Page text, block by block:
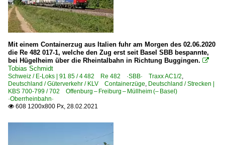
Mit einem Containerzug aus Italien fuhr am Morgen des 02.06.2020
die Re 482 017-1, welche den Zug erst seit Basel SBB bespannte,
bei Hügelheim über die Rheintalbahn in Richtung Buggingen. 
Tobias Schmidt
Schweiz / E-Loks | 91 85 / 4 482 Re 482 ·SBB· Traxx AC1/2,
Deutschland / Güterverkehr / KLV Containerzüge, Deutschland / Strecken |
KBS 700-799 / 702 Offenburg – Freiburg – Müllheim (– Basel)
·Oberrheinbahn·
 608 1200x800 Px, 28.02.2021